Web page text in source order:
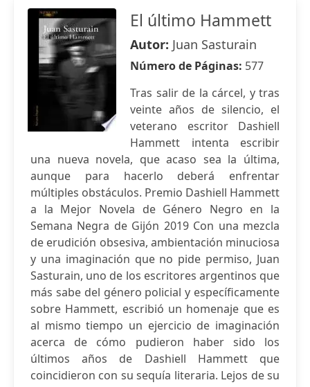
El último Hammett
Autor: Juan Sasturain
Número de Páginas: 577
Tras salir de la cárcel, y tras
veinte años de silencio, el
veterano escritor Dashiell
Hammett intenta escribir
una nueva novela, que acaso sea la última,
aunque para hacerlo deberá enfrentar
múltiples obstáculos. Premio Dashiell Hammett
a la Mejor Novela de Género Negro en la
Semana Negra de Gijón 2019 Con una mezcla
de erudición obsesiva, ambientación minuciosa
y una imaginación que no pide permiso, Juan
Sasturain, uno de los escritores argentinos que
más sabe del género policial y específicamente
sobre Hammett, escribió un homenaje que es
al mismo tiempo un ejercicio de imaginación
acerca de cómo pudieron haber sido los
últimos años de Dashiell Hammett que
coincidieron con su sequía literaria. Lejos de su